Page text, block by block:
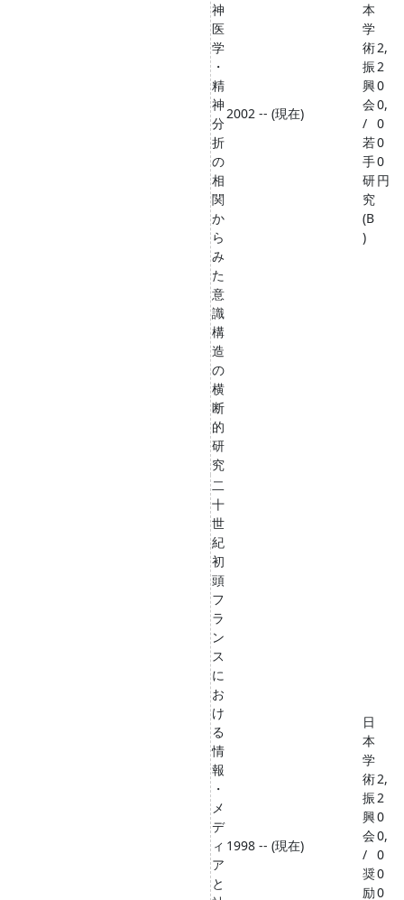
神
医
学
・
精
神
分
折
の
相
関
か
ら
み
た
意
識
構
造
の
横
断
的
研
究
2002 -- (現在)
本
学
術
振
興
会
/
若
手
研
究
(B
)
2,
2
0
0,
0
0
0
円
二
十
世
紀
初
頭
フ
ラ
ン
ス
に
お
け
る
情
報
・
メ
デ
ィ
ア
と
1998 -- (現在)
日
本
学
術
振
興
会
/
奨
励
2,
2
0
0,
0
0
0